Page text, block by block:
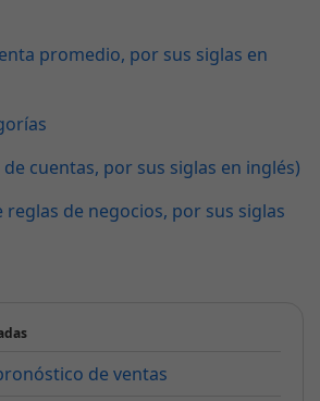
promedio, por sus siglas en
cuentas, por sus siglas en inglés)
reglas de negocios, por sus siglas
de ventas